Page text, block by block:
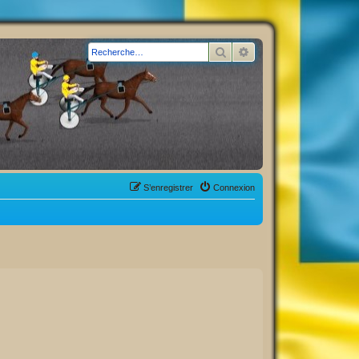
Rechercher
Connexion
S’enregistrer